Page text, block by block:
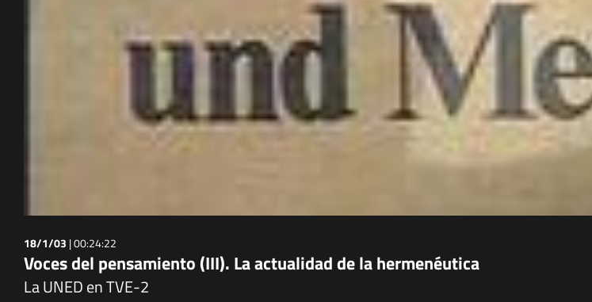
18/1/03 |00:24:22
Voces del pensamiento (III). La actualidad de la hermenéutica
La UNED en TVE-2